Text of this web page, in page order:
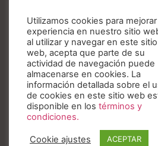
Blog
Fundación Invesa
Nuestros valores
Utilizamos cookies para
experiencia en nuestro sitio
al utilizar y navegar en este sitio
web, acepta que parte de su
actividad de navegación puede
almacenarse en cookies. La
información detallada sobre el
de cookies en este sitio web
disponible en los términos y
condiciones.
Cookie ajustes ACEPTAR